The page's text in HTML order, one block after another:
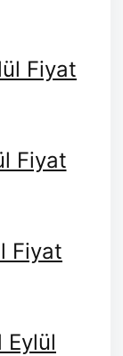
Fiyat
Fiyat
Fiyat
Eylül